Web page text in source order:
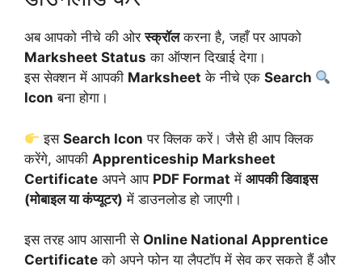
अब आपको नीचे की ओरस्क्रॉलकरना है, जहाँ पर आपको
Marksheet Status का ऑप्शन दिखाई देगा।
इस सेक्शन में आपकी Marksheet के नीचे एक Search
Icon बना होगा।
इसSearch Icon पर क्लिक करें। जैसे ही आप क्लिक
करेंगे, आपकी Apprenticeship Marksheet
Certificate अपने आप PDF Format में आपकी डिवाइस
(मोबाइल या कंप्यूटर) में डाउनलोड हो जाएगी।
इस तरह आप आसानी से Online National Apprentice
Certificate को अपने फोन या लैपटॉप में सेव कर सकते हैं और